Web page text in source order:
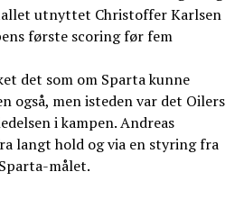
utnyttet Christoffer Karlsen
første scoring før fem
det som om Sparta kunne
også, men isteden var det Oilers
i kampen. Andreas
langt hold og via en styring fra
målet.